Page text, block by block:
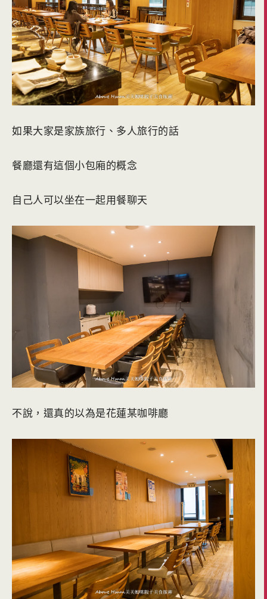
如果大家是家族旅行、多人旅行的話
餐廳還有這個小包廂的概念
自己人可以坐在一起用餐聊天
不說，還真的以為是花蓮某咖啡廳